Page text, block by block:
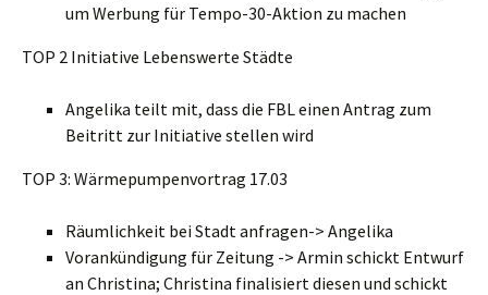
um Werbung für Tempo-30-Aktion zu machen
TOP 2 Initiative Lebenswerte Städte
Angelika teilt mit, dass die FBL einen Antrag zum
Beitritt zur Initiative stellen wird
TOP 3: Wärmepumpenvortrag 17.03
Räumlichkeit bei Stadt anfragen-> Angelika
Vorankündigung für Zeitung -> Armin schickt Entwurf
an Christina; Christina finalisiert diesen und schickt